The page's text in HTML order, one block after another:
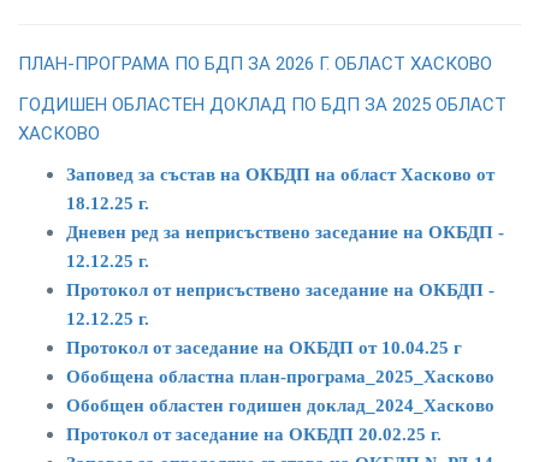
ПЛАН-ПРОГРАМА ПО БДП ЗА 2026 Г. ОБЛАСТ ХАСКОВО
ГОДИШЕН ОБЛАСТЕН ДОКЛАД ПО БДП ЗА 2025 ОБЛАСТ
ХАСКОВО
Заповед за състав на ОКБДП на област Хасково от
18.12.25 г.
Дневен ред за неприсъствено заседание на ОКБДП -
12.12.25 г.
Протокол от неприсъствено заседание на ОКБДП -
12.12.25 г.
Протокол от заседание на ОКБДП от 10.04.25 г
Обобщена областна план-програма_2025_Хасково
Обобщен областен годишен доклад_2024_Хасково
Протокол от заседание на ОКБДП 20.02.25 г.